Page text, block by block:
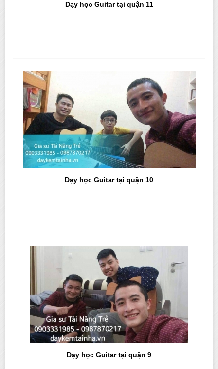
Dạy học Guitar tại quận 11
Dạy học Guitar tại quận 10
Dạy học Guitar tại quận 9